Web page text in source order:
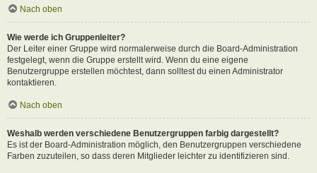
Nach oben
Wie werde ich Gruppenleiter?
Der Leiter einer Gruppe wird normalerweise durch die Board-Administration
festgelegt, wenn die Gruppe erstellt wird. Wenn du eine eigene
Benutzergruppe erstellen möchtest, dann solltest du einen Administrator
kontaktieren.
Nach oben
Weshalb werden verschiedene Benutzergruppen farbig dargestellt?
Es ist der Board-Administration möglich, den Benutzergruppen verschiedene
Farben zuzuteilen, so dass deren Mitglieder leichter zu identifizieren sind.